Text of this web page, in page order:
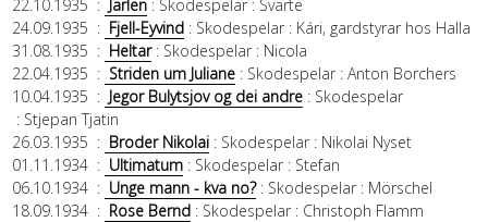
22.10.1935 : Jarlen: Skodespelar: Svarte
24.09.1935 : Fjell-Eyvind: Skodespelar: Kári, gardstyrar hos Halla
31.08.1935 : Heltar: Skodespelar: Nicola
22.04.1935 : Striden um Juliane: Skodespelar: Anton Borchers
10.04.1935 : Jegor Bulytsjov og dei andre: Skodespelar
: Stjepan Tjatin
26.03.1935 : Broder Nikolai: Skodespelar: Nikolai Nyset
01.11.1934: Ultimatum: Skodespelar: Stefan
06.10.1934: Unge mann - kva no?: Skodespelar: Mörschel
18.09.1934: Rose Bernd: Skodespelar: Christoph Flamm